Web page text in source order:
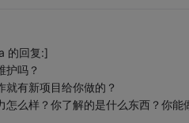
的回复:]
护吗？
有新项目给你做的？
么样？你了解的是什么东西？你能